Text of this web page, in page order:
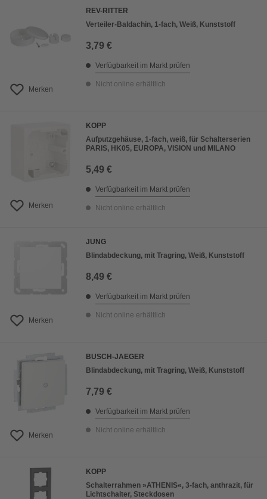
Merken
REV-RITTER
Verteiler-Baldachin, 1-fach, Weiß, Kunststoff
3,79 €
Verfügbarkeit im Markt prüfen
Nicht online erhältlich
Merken
KOPP
Aufputzgehäuse, 1-fach, weiß, für Schalterserien
PARIS, HK05, EUROPA, VISION und MILANO
5,49 €
Verfügbarkeit im Markt prüfen
Nicht online erhältlich
Merken
JUNG
Blindabdeckung, mit Tragring, Weiß, Kunststoff
8,49 €
Verfügbarkeit im Markt prüfen
Nicht online erhältlich
Merken
BUSCH-JAEGER
Blindabdeckung, mit Tragring, Weiß, Kunststoff
7,79 €
Verfügbarkeit im Markt prüfen
Nicht online erhältlich
KOPP
Schalterrahmen »ATHENIS«, 3-fach, anthrazit, für
Lichtschalter, Steckdosen